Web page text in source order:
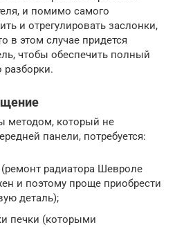
и помимо самого
и отрегулировать заслонки,
в этом случае придется
чтобы обеспечить полный
разборки.
методом, который не
панели, потребуется:
радиатора Шевроле
и поэтому проще приобрести
деталь);
печки (которыми